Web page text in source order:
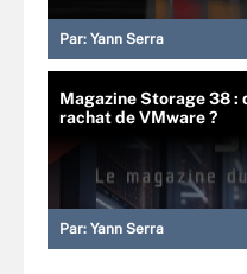
Par: Yann Serra
Magazine Storage 38 :
rachat de VMware ?
Par: Yann Serra